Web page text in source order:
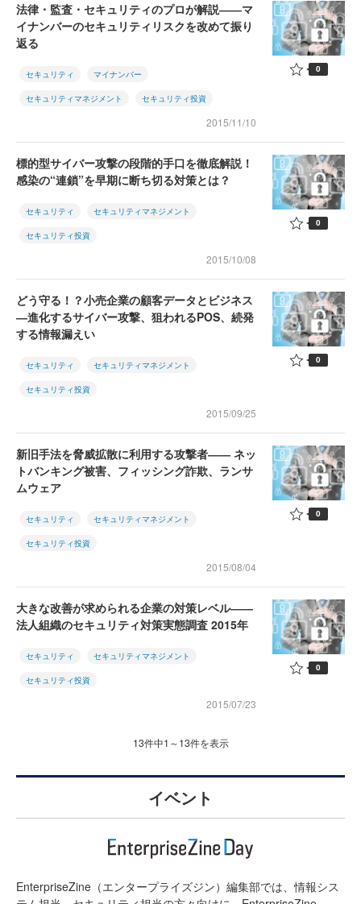
法律・監査・セキュリティのプロが解説――マ
イナンバーのセキュリティリスクを改めて振り
返る
セキュリティ マイナンバー
セキュリティマネジメント セキュリティ投資
2015/11/10
0
標的型サイバー攻撃の段階的手口を徹底解説！
感染の“連鎖”を早期に断ち切る対策とは？
セキュリティ セキュリティマネジメント
セキュリティ投資
2015/10/08
0
どう守る！？小売企業の顧客データとビジネス
―進化するサイバー攻撃、狙われるPOS、続発
する情報漏えい
セキュリティ セキュリティマネジメント
セキュリティ投資
2015/09/25
0
新旧手法を脅威拡散に利用する攻撃者―― ネッ
トバンキング被害、フィッシング詐欺、ランサ
ムウェア
セキュリティ セキュリティマネジメント
セキュリティ投資
2015/08/04
0
大きな改善が求められる企業の対策レベル――
法人組織のセキュリティ対策実態調査 2015年
セキュリティ セキュリティマネジメント
セキュリティ投資
2015/07/23
0
13件中1～13件を表示
イベント
EnterpriseZine（エンタープライズジン）編集部では、情報シス